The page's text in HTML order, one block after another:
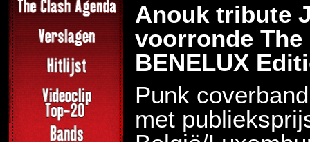
Anouk tribute
voorronde
BENELUX
Punk
met